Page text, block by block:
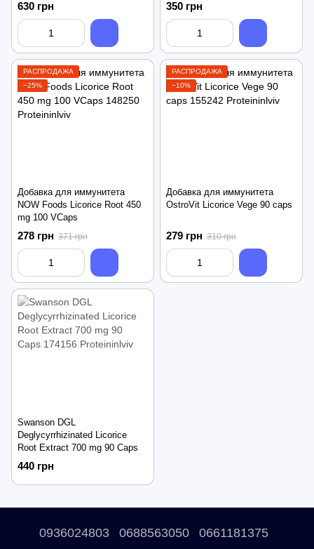
630 грн 350 грн
РАСПРОДАЖА
−25%
Добавка для иммунитета
NOW Foods Licorice Root 450
mg 100 VCaps
278 грн 371 грн
РАСПРОДАЖА
−10%
Добавка для иммунитета
OstroVit Licorice Vege 90 caps
279 грн 310 грн
Swanson DGL
Deglycyrrhizinated Licorice
Root Extract 700 mg 90 Caps
440 грн
0936024803 0688563050 0661181375